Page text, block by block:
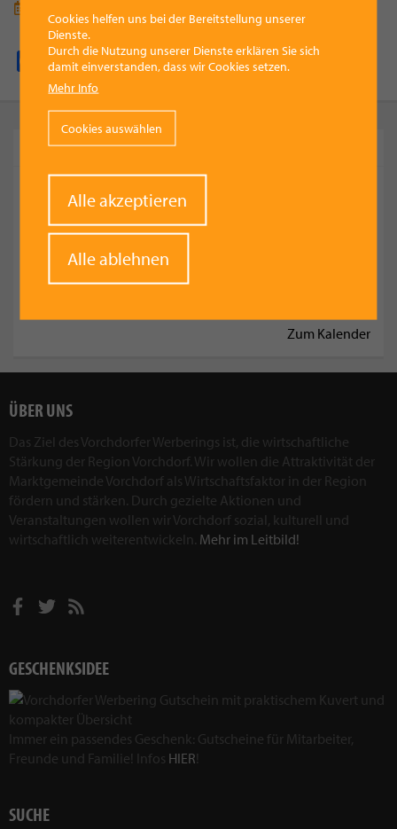
Termin für deinen Kalender speichern (ics-Datei)
Facebook
Pinterest
X WhatsApp
Email
KOMMENDE TERMINE
Sommerfest MV Siebenbürger Vorchdorf 2026
Zum Kalender
ÜBER UNS
Das Ziel des Vorchdorfer Werberings ist, die wirtschaftliche
Stärkung der Region Vorchdorf. Wir wollen die Attraktivität der
Marktgemeinde Vorchdorf als Wirtschaftsfaktor in der Region
fördern und stärken. Durch gezielte Aktionen und
Veranstaltungen wollen wir Vorchdorf sozial, kulturell und
wirtschaftlich weiterentwickeln. Mehr im Leitbild!
GESCHENKSIDEE
Immer ein passendes Geschenk: Gutscheine für Mitarbeiter,
Freunde und Familie! Infos HIER!
SUCHE
Cookies helfen uns bei der Bereitstellung unserer
Dienste.
Durch die Nutzung unserer Dienste erklären Sie sich
damit einverstanden, dass wir Cookies setzen.
Mehr Info
Cookies auswählen
Alle akzeptieren
Alle ablehnen